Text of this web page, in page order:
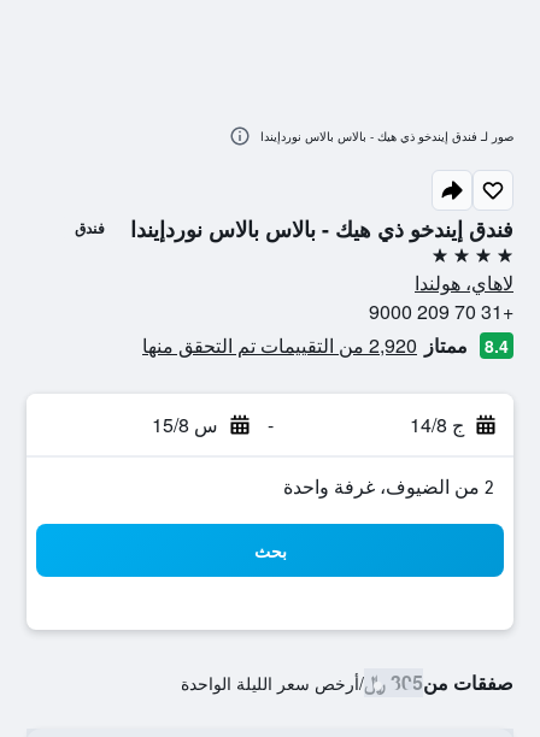
فندق إيندخو ذي هيك - بالاس بالاس نوردإيندا فندق
4 نجوم
لاهاي، هولندا
+31 70 209 9000
8.4 ممتاز 2,920 من التقييمات تم التحقق منها
ج 14/8 - س 15/8
2 من الضيوف، غرفة واحدة
بحث
صفقات من305 ﷼ /أرخص سعر الليلة الواحدة
صور لـ فندق إيندخو ذي هيك - بالاس بالاس نوردإيندا